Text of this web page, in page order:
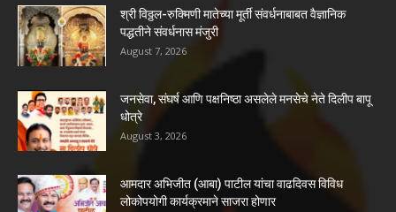
श्री विठ्ठल-रुक्मिणी मातेच्या मूर्ती संवर्धनाबाबत वैज्ञानिक
पद्धतीने संवर्धनास मंजुरी
August 7, 2026
जनसेवा, संघर्ष आणि पक्षनिष्ठा असलेले मनसेचे नेते दिलीप बापू
धोत्रे
August 3, 2026
आमदार अभिजीत (आबा) पाटील यांचा वाढदिवस विविध
लोकोपयोगी कार्यक्रमाने साजरा होणार